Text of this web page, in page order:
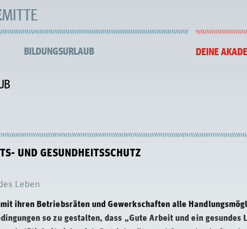
MITTE
BILDUNGSURLAUB DEINE
UND GESUNDHEITSSCHUTZ
Leben
ihren Betriebsräten und Gewerkschaften alle
so zu gestalten, dass „Gute Arbeit und ein gesundes